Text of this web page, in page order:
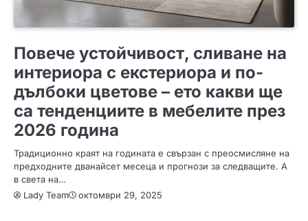
Повече устойчивост, сливане на
интериора с екстериора и по-
дълбоки цветове – ето какви ще
са тенденциите в мебелите през
2026 година
Традиционно краят на годината е свързан с преосмисляне на
предходните дванайсет месеца и прогнози за следващите. А
в света на…
Lady Team
октомври 29, 2025